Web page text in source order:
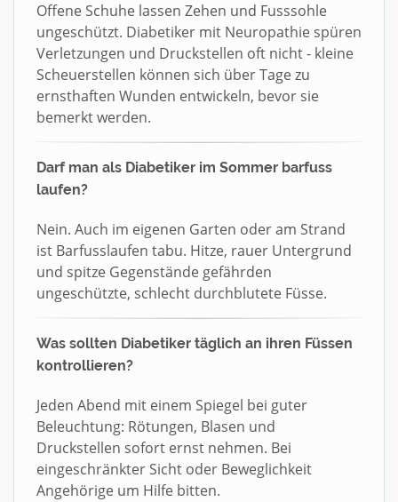
Offene Schuhe lassen Zehen und Fusssohle
ungeschützt. Diabetiker mit Neuropathie spüren
Verletzungen und Druckstellen oft nicht - kleine
Scheuerstellen können sich über Tage zu
ernsthaften Wunden entwickeln, bevor sie
bemerkt werden.
Darf man als Diabetiker im Sommer barfuss
laufen?
Nein. Auch im eigenen Garten oder am Strand
ist Barfusslaufen tabu. Hitze, rauer Untergrund
und spitze Gegenstände gefährden
ungeschützte, schlecht durchblutete Füsse.
Was sollten Diabetiker täglich an ihren Füssen
kontrollieren?
Jeden Abend mit einem Spiegel bei guter
Beleuchtung: Rötungen, Blasen und
Druckstellen sofort ernst nehmen. Bei
eingeschränkter Sicht oder Beweglichkeit
Angehörige um Hilfe bitten.